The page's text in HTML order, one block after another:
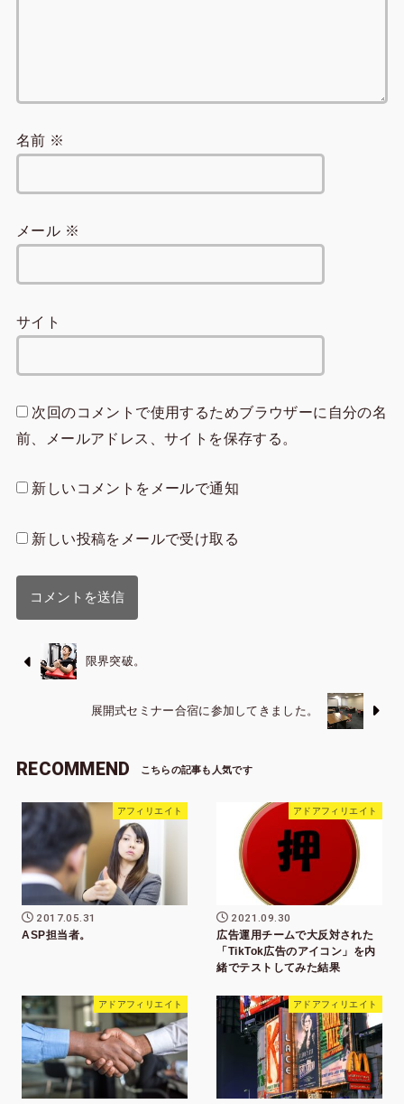
名前 ※
メール ※
サイト
次回のコメントで使用するためブラウザーに自分の名
前、メールアドレス、サイトを保存する。
新しいコメントをメールで通知
新しい投稿をメールで受け取る
限界突破。
展開式セミナー合宿に参加してきました。
RECOMMEND
アフィリエイト
2017.05.31
ASP担当者。
アドアフィリエイト
2021.09.30
広告運用チームで大反対された
「TikTok広告のアイコン」を内
緒でテストしてみた結果
アドアフィリエイト アドアフィリエイト